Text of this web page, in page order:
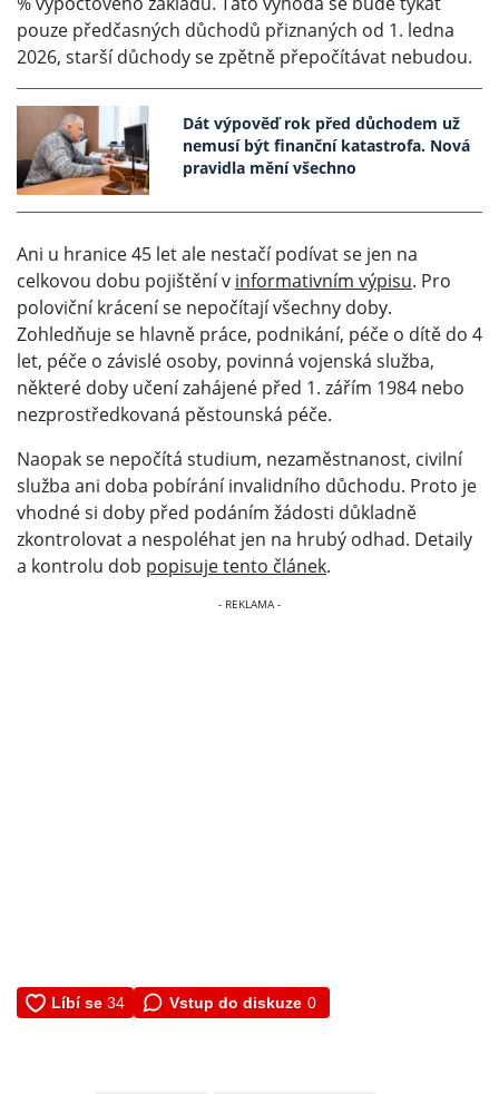
pouze předčasných důchodů přiznaných od 1. ledna
2026, starší důchody se zpětně přepočítávat nebudou.
Dát výpověď rok před důchodem už
nemusí být finanční katastrofa. Nová
pravidla mění všechno
Ani u hranice 45 let ale nestačí podívat se jen na
celkovou dobu pojištění v informativním výpisu. Pro
poloviční krácení se nepočítají všechny doby.
Zohledňuje se hlavně práce, podnikání, péče o dítě do 4
let, péče o závislé osoby, povinná vojenská služba,
některé doby učení zahájené před 1. zářím 1984 nebo
nezprostředkovaná pěstounská péče.
Naopak se nepočítá studium, nezaměstnanost, civilní
služba ani doba pobírání invalidního důchodu. Proto je
vhodné si doby před podáním žádosti důkladně
zkontrolovat a nespoléhat jen na hrubý odhad. Detaily
a kontrolu dob popisuje tento článek.
Vstup do diskuze 0